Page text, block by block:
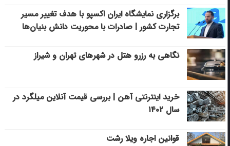
برگزاری نمایشگاه ایران اکسپو با هدف تغییر مسیر
تجارت کشور | صادرات با محوریت دانش بنیان‌ها
نگاهی به رزرو هتل در شهرهای تهران و شیراز
خرید اینترنتی آهن | بررسی قیمت آنلاین میلگرد در
سال ۱۴۰۲
قوانین اجاره ویلا رشت